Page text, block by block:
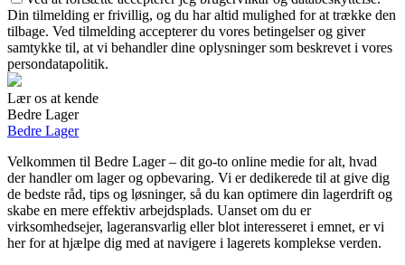
Din tilmelding er frivillig, og du har altid mulighed for at trække den
tilbage. Ved tilmelding accepterer du vores betingelser og giver
samtykke til, at vi behandler dine oplysninger som beskrevet i vores
persondatapolitik.
Lær os at kende
Bedre Lager
Bedre Lager
Velkommen til Bedre Lager – dit go-to online medie for alt, hvad
der handler om lager og opbevaring. Vi er dedikerede til at give dig
de bedste råd, tips og løsninger, så du kan optimere din lagerdrift og
skabe en mere effektiv arbejdsplads. Uanset om du er
virksomhedsejer, lageransvarlig eller blot interesseret i emnet, er vi
her for at hjælpe dig med at navigere i lagerets komplekse verden.